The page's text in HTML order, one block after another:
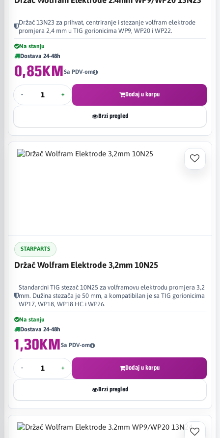
Držač 13N23 za prihvat, centriranje i stezanje volfram elektrode
promjera 2,4 mm u TIG gorionicima WP9, WP20 i WP22.
Na stanju
Dostava 24-48h
0,85KMSa PDV-om
- + Dodaj u korpu
Brzi pregled
STARPARTS
Držač Wolfram Elektrode 3,2mm 10N25
Standardni TIG stezač 10N25 za volframovu elektrodu promjera 3,2
mm. Dužina stezača je 50 mm, a kompatibilan je sa TIG gorionicima
WP17, WP18, WP18 HC i WP26.
Na stanju
Dostava 24-48h
1,30KMSa PDV-om
- + Dodaj u korpu
Brzi pregled